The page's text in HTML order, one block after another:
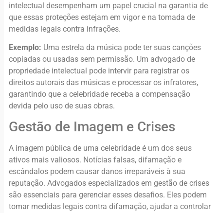
intelectual desempenham um papel crucial na garantia de
que essas proteções estejam em vigor e na tomada de
medidas legais contra infrações.
Exemplo: Uma estrela da música pode ter suas canções
copiadas ou usadas sem permissão. Um advogado de
propriedade intelectual pode intervir para registrar os
direitos autorais das músicas e processar os infratores,
garantindo que a celebridade receba a compensação
devida pelo uso de suas obras.
Gestão de Imagem e Crises
A imagem pública de uma celebridade é um dos seus
ativos mais valiosos. Notícias falsas, difamação e
escândalos podem causar danos irreparáveis à sua
reputação. Advogados especializados em gestão de crises
são essenciais para gerenciar esses desafios. Eles podem
tomar medidas legais contra difamação, ajudar a controlar